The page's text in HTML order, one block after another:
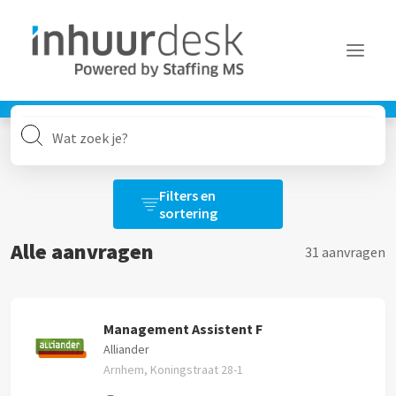
Aanvragen
Over Inhuurdesk
FAQ
Aanvragen
Opdrachtgever
Locatie
Filters en
sortering
Alle aanvragen 31 aanvragen
Management Assistent F
Alliander
Arnhem, Koningstraat 28-1